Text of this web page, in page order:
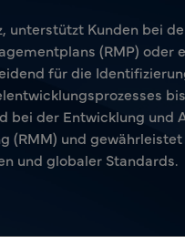
unterstützt Kunden bei
(RMP) oder
für die
der Entwicklung und
(RMM) und
und globaler Standards.